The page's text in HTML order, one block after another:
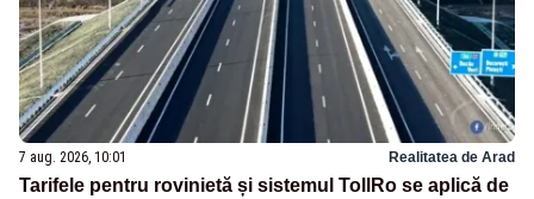
7 aug. 2026, 10:01 Realitatea de Arad
Tarifele pentru rovinietă și sistemul TollRo se aplică de